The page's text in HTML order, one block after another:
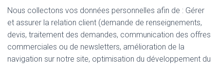
Nous collectons vos données personnelles afin de : Gérer
et assurer la relation client (demande de renseignements,
devis, traitement des demandes, communication des offres
commerciales ou de newsletters, amélioration de la
navigation sur notre site, optimisation du développement du